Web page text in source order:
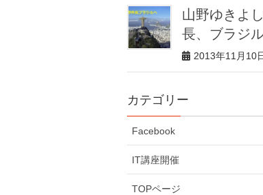
山野ゆきよ
長、ブラジ
2013年11月10
カテゴリー
Facebook
IT講座開催
TOPページ